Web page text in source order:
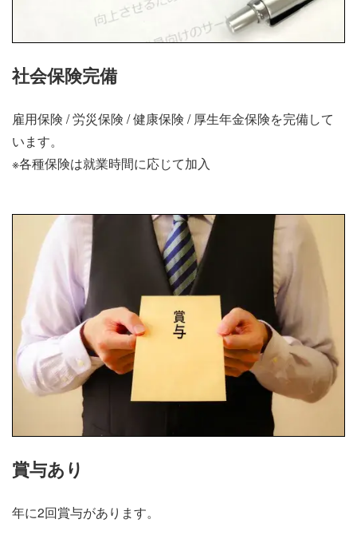
社会保険完備
雇用保険 / 労災保険 / 健康保険 / 厚生年金保険を完備して
います。
※各種保険は就業時間に応じて加入
賞与あり
年に2回賞与があります。